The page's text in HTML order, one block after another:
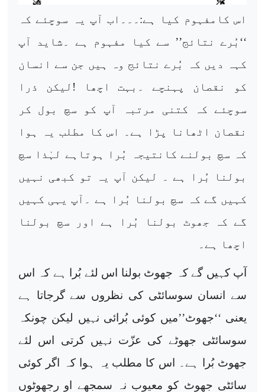
اس کامفہوم کیا ہے:۔۔۔اب آپ یہ سوچئے کہ
‘‘بُرے نتائج’’ سے کیا مفہوم ہے ۔شاید آپ
کہہ دیں کہ بُرے نتائج وہ ہیں جن سے انسان
کو نقصان پہنچے ۔بہت اچھا !لیکن ذرا
سوچئے کہ کتنی مرتبہ آپ کو سچ بول کر
نقصان اٹھانا پڑا ہے۔ اس کا مطلب یہ ہوا
کہ سچ بولنے کانتیجہ بُرا ہوتاہے لہٰذا سچ
بولنا بُرا ہے ۔ لیکن آپ یہ تو کبھی نہیں
کہیں گے کہ سچ بولنا بُرا ہے ۔آپ یہی کہیں
گے کہ جھوٹ بولنا بُرا ہے اور سچ بولنا
اچھا ہے۔
آپ کہیں گے کہ جھوٹ بولنا اس لئے بُرا ہے کہ اس
سے انسان سوسائٹی کی نظروں سے گرجاتا ہے
یعنی ‘‘جھوٹ’’میں کوئی بُرائی نہیں لیکن چونکہ
سوسائٹی جھوٹے کی عزّت نہیں کرتی اس لئے
جھوٹ بُرا ہے۔ اس کا مطلب یہ ہوا کہ اگر کوئی
سائٹی جھوٹ کو معیوب نہ سمجھے او رجھوٹوں